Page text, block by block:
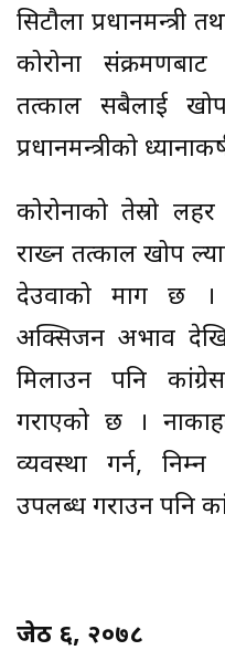
सिटौला प्रधानमन्त्री
कोरोना
तत्काल सबैलाई
प्रधानमन्त्रीको
कोरोनाको तेस्रो
राख्न तत्काल खोप
देउवाको माग छ ।
अक्सिजन अभाव
मिलाउन पनि
गराएको छ ।
व्यवस्था गर्न,
उपलब्ध गराउन पनि
जेठ ६, २०७८